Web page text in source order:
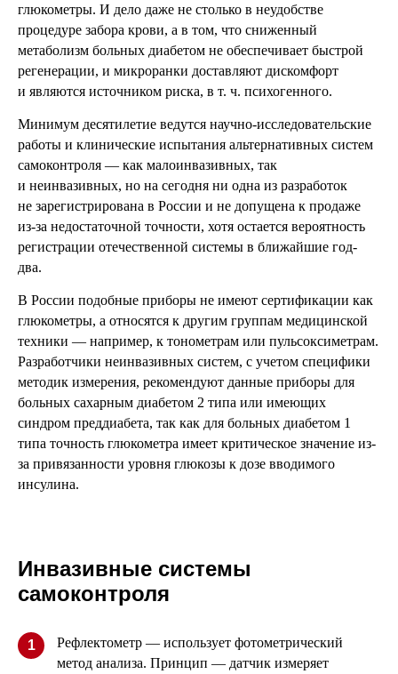
глюкометры. И дело даже не столько в неудобстве
процедуре забора крови, а в том, что сниженный
метаболизм больных диабетом не обеспечивает быстрой
регенерации, и микроранки доставляют дискомфорт
и являются источником риска, в т. ч. психогенного.
Минимум десятилетие ведутся научно-исследовательские
работы и клинические испытания альтернативных систем
самоконтроля — как малоинвазивных, так
и неинвазивных, но на сегодня ни одна из разработок
не зарегистрирована в России и не допущена к продаже
из-за недостаточной точности, хотя остается вероятность
регистрации отечественной системы в ближайшие год-
два.
В России подобные приборы не имеют сертификации как
глюкометры, а относятся к другим группам медицинской
техники — например, к тонометрам или пульсоксиметрам.
Разработчики неинвазивных систем, с учетом специфики
методик измерения, рекомендуют данные приборы для
больных сахарным диабетом 2 типа или имеющих
синдром преддиабета, так как для больных диабетом 1
типа точность глюкометра имеет критическое значение из-
за привязанности уровня глюкозы к дозе вводимого
инсулина.
Инвазивные системы
самоконтроля
1
Рефлектометр — использует фотометрический
метод анализа. Принцип — датчик измеряет